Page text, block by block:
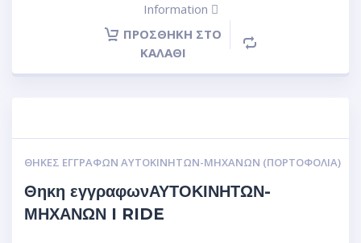
Information
ΠΡΟΣΘΉΚΗ ΣΤΟ
ΚΑΛΆΘΙ
ΘΉΚΕΣ ΕΓΓΡΆΦΩΝ ΑΥΤΟΚΙΝΗΤΩΝ-ΜΗΧΑΝΩΝ (ΠΟΡΤΟΦΌΛΙΑ)
Θηκη εγγραφωνΑΥΤΟΚΙΝΗΤΩΝ-
ΜΗΧΑΝΩΝ I RIDE